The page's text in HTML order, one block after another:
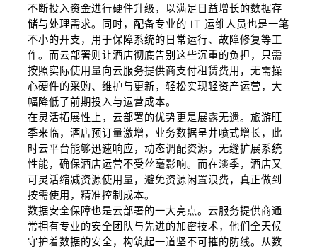
不断投入资金进行硬件升级，以满足日益增长的数据存
储与处理需求。同时，配备专业的 IT 运维人员也是一笔
不小的开支，用于保障系统的日常运行、故障修复等工
作。而云部署则让酒店彻底告别这些沉重的负担，只需
按照实际使用量向云服务提供商支付租赁费用，无需操
心硬件的采购、维护与更新，轻松实现轻资产运营，大
幅降低了前期投入与运营成本。
在灵活拓展性上，云部署的优势更是展露无遗。旅游旺
季来临，酒店预订量激增，业务数据呈井喷式增长，此
时云平台能够迅速响应，动态调配资源，无缝扩展系统
性能，确保酒店运营不受丝毫影响。而在淡季，酒店又
可灵活缩减资源使用量，避免资源闲置浪费，真正做到
按需使用，精准控制成本。
数据安全保障也是云部署的一大亮点。云服务提供商通
常拥有专业的安全团队与先进的加密技术，他们全天候
守护着数据的安全，构筑起一道坚不可摧的防线。从数